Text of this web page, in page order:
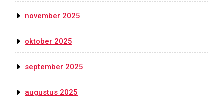
november 2025
oktober 2025
september 2025
augustus 2025